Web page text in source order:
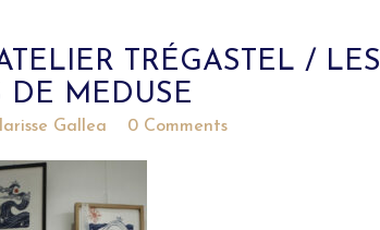
TRÉGASTEL / LES
DE MEDUSE
Gallea 0 Comments